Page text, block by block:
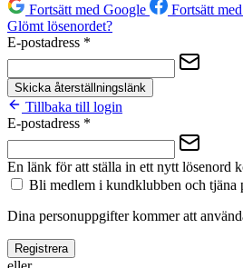
Fortsätt med Google
Fortsätt
Glömt lösenordet?
E-postadress *
Skicka återställningslänk
Tillbaka till login
E-postadress *
En länk för att ställa in ett nytt lösenord
Bli medlem i kundklubben och tjäna
Dina personuppgifter kommer att
Registrera